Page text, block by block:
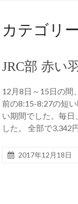
カテゴリ
JRC部 赤い
12月8日～15日の間
前の8:15-8:27の短
い期間でした。毎日
した。 全部で3,342
2017年12月18日